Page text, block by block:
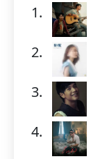
1.
2.
3.
4.